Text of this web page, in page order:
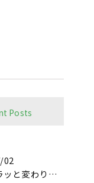
Posts
02
展示車ガラッと変わりました✨